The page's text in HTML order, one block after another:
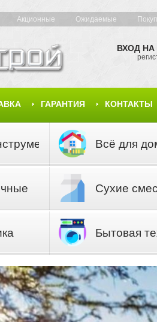
Акционные Ожидаемые
ГАРАНТИЯ КОНТАКТЫ
ВХОД НА
Всё для
Сухие
Бытовая